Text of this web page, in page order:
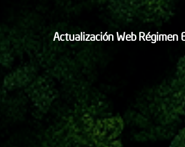
Actualización Web Régimen